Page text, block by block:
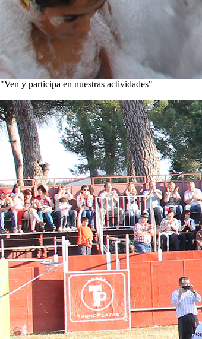
"Ven y participa en nuestras actividades"